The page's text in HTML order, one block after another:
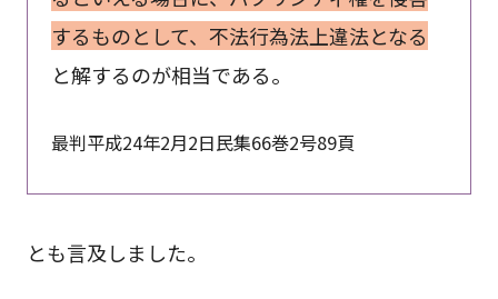
するものとして、不法行為法上違法となる
と解するのが相当である。
最判平成24年2月2日民集66巻2号89頁
とも言及しました。